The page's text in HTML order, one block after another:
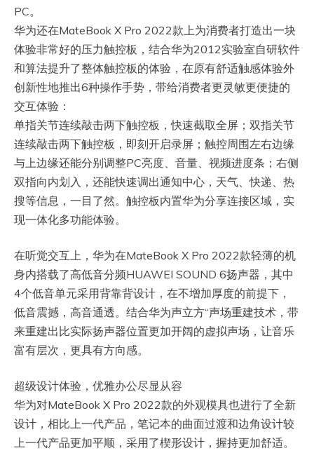
PC。
华为还在MateBook X Pro 2022款上为消费者打造出一块
体验非常好的压力触控板，结合华为2012实验室自研软件
和算法提升了整体触控板的体验，在原有舒适触感体验外
创新性地推出6种操作手势，带给消费者更灵敏更便捷的
交互体验：
单指关节连续敲击两下触控板，快速截取全屏；双指关节
连续敲击两下触控板，即刻开启录屏；触控周围左右边缘
与上边缘还能分别调整PC亮度、音量、视频进度条；右侧
双指向内划入，还能快速调出通知中心，天气、快递、热
搜等信息，一目了然。触控板内置华为分享连接区域，实
现一体化多功能体验。
在听觉交互上，华为在MateBook X Pro 2022款轻薄的机
身内搭载了高低音分频HUAWEI SOUND 6扬声器，其中
4个低音单元采用背靠背设计，在不增加厚度的前提下，
低音震撼，高音通透。结合华为声立方“声场重建技术，带
来重建出比实际扬声器位置更加开阔的虚拟声场，让音乐
富有层次，更具有方向感。
超级设计体验，优雅办公尽显从容
华为对MateBook X Pro 2022款的外观模具也进行了全新
设计，相比上一代产品，笔记本的曲面过渡和边角设计较
上一代产品更加平顺，采用了楔形设计，握持更加舒适。